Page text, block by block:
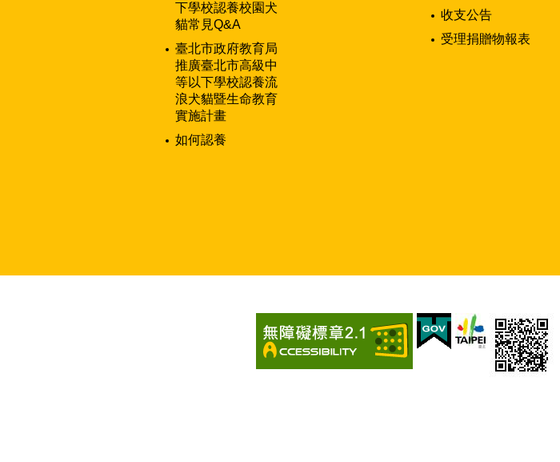
下學校認養校園犬
貓常見Q&A
臺北市政府教育局
推廣臺北市高級中
等以下學校認養流
浪犬貓暨生命教育
實施計畫
如何認養
收支公告
受理捐贈物報表